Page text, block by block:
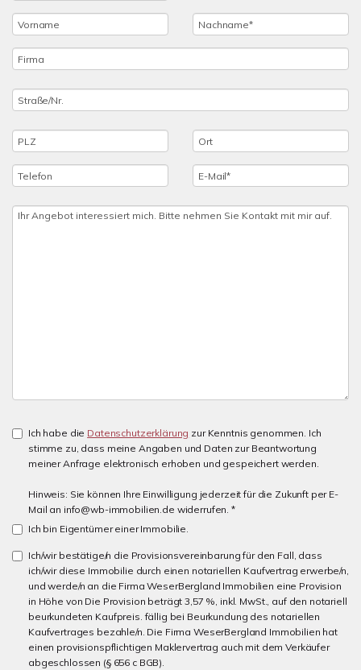
Ich habe die Datenschutzerklärung zur Kenntnis genommen. Ich
stimme zu, dass meine Angaben und Daten zur Beantwortung
meiner Anfrage elektronisch erhoben und gespeichert werden.
Hinweis: Sie können Ihre Einwilligung jederzeit für die Zukunft per E-
Mail an info@wb-immobilien.de widerrufen. *
Ich bin Eigentümer einer Immobilie.
Ich/wir bestätige/n die Provisionsvereinbarung für den Fall, dass
ich/wir diese Immobilie durch einen notariellen Kaufvertrag erwerbe/n,
und werde/n an die Firma WeserBergland Immobilien eine Provision
in Höhe von Die Provision beträgt 3,57 %, inkl. MwSt., auf den notariell
beurkundeten Kaufpreis. fällig bei Beurkundung des notariellen
Kaufvertrages bezahle/n. Die Firma WeserBergland Immobilien hat
einen provisionspflichtigen Maklervertrag auch mit dem Verkäufer
abgeschlossen (§ 656 c BGB).